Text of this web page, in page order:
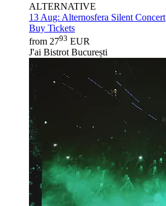
ALTERNATIVE
13 Aug: Alternosfera Silent Concert
Buy Tickets
from 2793 EUR
J'ai Bistrot București